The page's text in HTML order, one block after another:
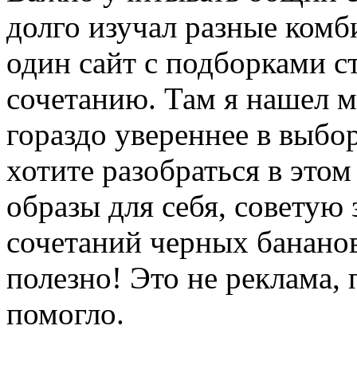
долго изучал разные
один сайт с подборками
сочетанию. Там я нашел
гораздо увереннее в
хотите разобраться в
образы для себя, советую
сочетаний черных
полезно! Это не реклама,
помогло.